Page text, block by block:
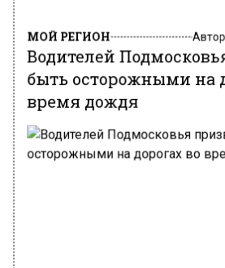
МОЙ РЕГИОН
Водителей
быть осторожными на
время дождя